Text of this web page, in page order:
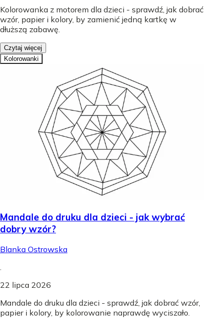
Kolorowanka z motorem dla dzieci - sprawdź, jak dobrać
wzór, papier i kolory, by zamienić jedną kartkę w
dłuższą zabawę.
Czytaj więcej
Kolorowanki
Mandale do druku dla dzieci - jak wybrać
dobry wzór?
Blanka Ostrowska
22 lipca 2026
Mandale do druku dla dzieci - sprawdź, jak dobrać wzór,
papier i kolory, by kolorowanie naprawdę wyciszało.